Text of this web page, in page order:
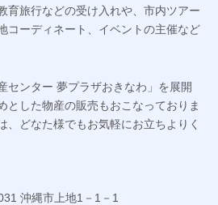
育旅行などの受け入れや、市内ツアー
コーディネート、イベントの主催など
センター 夢プラザおきなわ」を展開
とした物産の販売もおこなっておりま
、どなた様でもお気軽にお立ちよりく
沖縄市上地1－1－1